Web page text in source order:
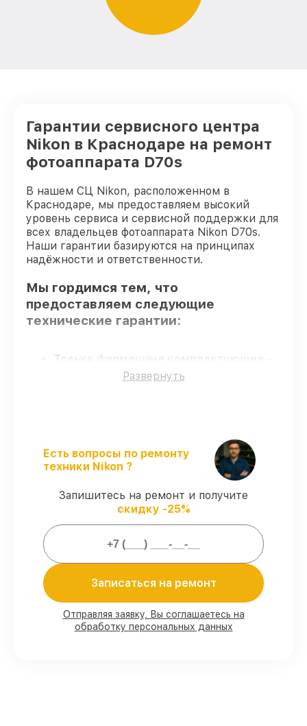
Гарантии сервисного центра
Nikon в Краснодаре на ремонт
фотоаппарата D70s
В нашем СЦ Nikon, расположенном в
Краснодаре, мы предоставляем высокий
уровень сервиса и сервисной поддержки для
всех владельцев фотоаппарата Nikon D70s.
Наши гарантии базируются на принципах
надёжности и ответственности.
Мы гордимся тем, что
предоставляем следующие
технические гарантии:
Только фирменные комплектующие
для всех видов сервиса применяются
подтверждает их уровень мастерства.
Точное соблюдение сроков
–
гарантируем завершение работ без
Сервис с гарантией– обслуживаем
фотоаппаратов всегда со строгим
соблюдением гарантийных обязательств.
Мы гарантируем:
80%работ под контролем клиента
90%комплектующих для фотоаппаратов
на складе или доступны для быстрой
Развернуть
Есть вопросы по ремонту
техники Nikon ?
Запишитесь на ремонт и получите
скидку -25%
Записаться на ремонт
Отправляя заявку, Вы соглашаетесь на
обработку персональных данных